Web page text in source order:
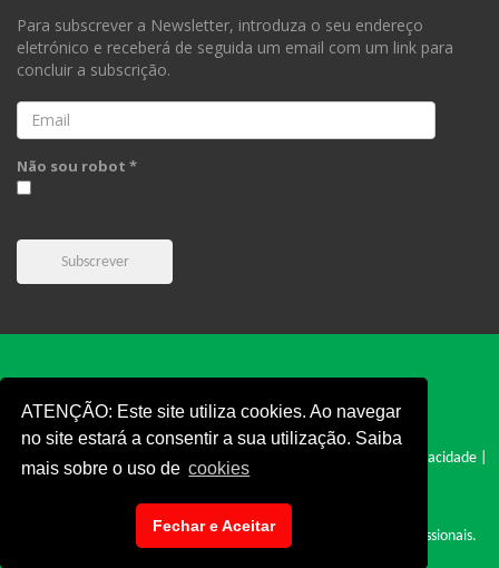
ATENÇÃO: Este site utiliza cookies. Ao navegar
no site estará a consentir a sua utilização. Saiba
mais sobre o uso de cookies
Fechar e Aceitar
Para subscrever a Newsletter, introduza o seu endereço
eletrónico e receberá de seguida um email com um link para
concluir a subscrição.
Email
Não sou robot *
Subscrever
FPC © 2019 - Todos os direitos reservados | Politica e Privacidade
Site desenvolvido por: Cyclopnet - Desenvolvimento de Sites Profissionais.